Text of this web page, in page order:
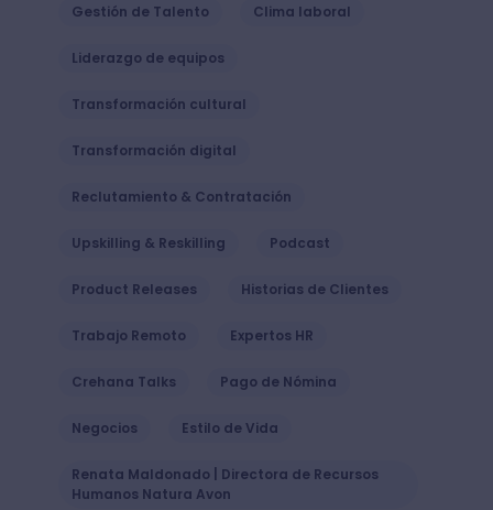
Gestión de Talento Clima laboral
Liderazgo de equipos
Transformación cultural
Transformación digital
Reclutamiento & Contratación
Upskilling & Reskilling Podcast
Product Releases Historias de Clientes
Trabajo Remoto Expertos HR
Crehana Talks Pago de Nómina
Negocios Estilo de Vida
Renata Maldonado | Directora de Recursos
Humanos Natura Avon